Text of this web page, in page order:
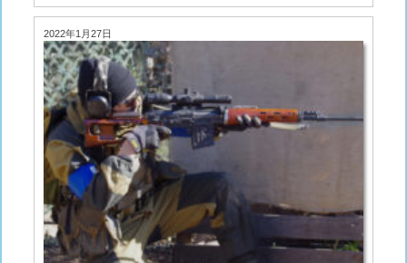
2022年1月27日